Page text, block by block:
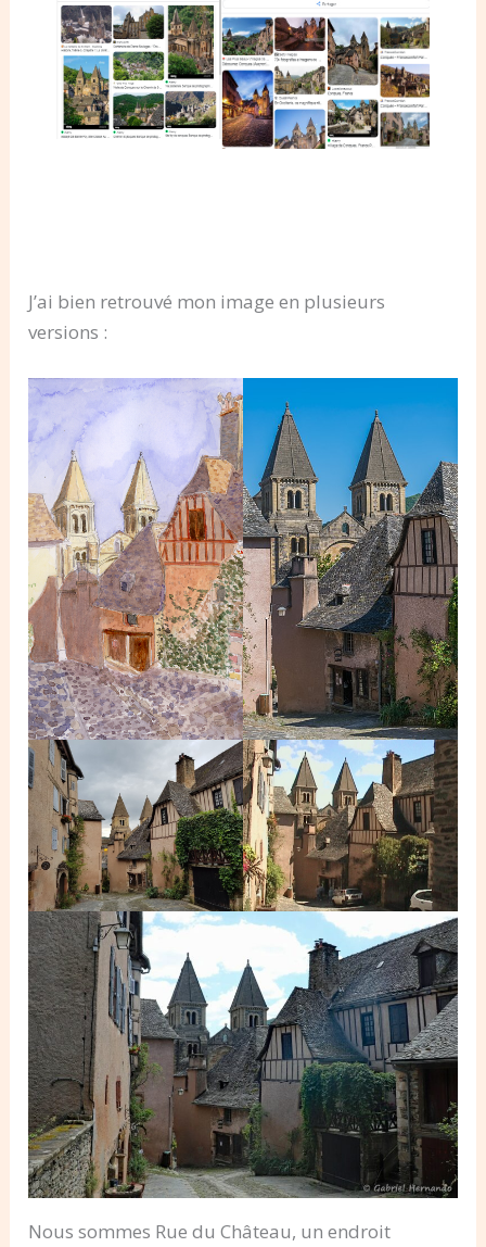
J’ai bien retrouvé mon image en plusieurs
versions :
Nous sommes Rue du Château, un endroit